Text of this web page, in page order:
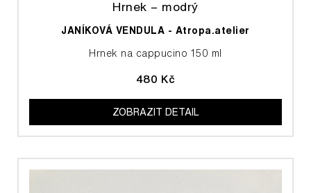
Hrnek – modrý
JANÍKOVÁ VENDULA - Atropa.atelier
Hrnek na cappucino 150 ml
480 Kč
ZOBRAZIT DETAIL